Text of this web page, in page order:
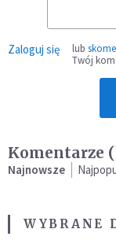
Zaloguj się lub
Twój
Komentarze (
Najnowsze
WYBRANE